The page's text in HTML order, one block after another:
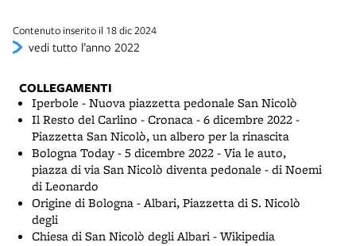
Contenuto inserito il 18 dic 2024
vedi tutto l’anno 2022
COLLEGAMENTI
Iperbole - Nuova piazzetta pedonale San Nicolò
Il Resto del Carlino - Cronaca - 6 dicembre 2022 -
Piazzetta San Nicolò, un albero per la rinascita
Bologna Today - 5 dicembre 2022 - Via le auto,
piazza di via San Nicolò diventa pedonale - di Noemi
di Leonardo
Origine di Bologna - Albari, Piazzetta di S. Nicolò
degli
Chiesa di San Nicolò degli Albari - Wikipedia